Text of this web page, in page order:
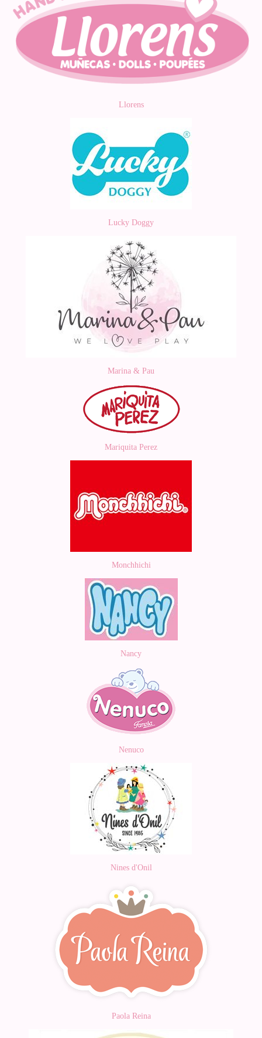
Llorens
Lucky Doggy
Marina & Pau
Mariquita Perez
Monchhichi
Nancy
Nenuco
Nines d'Onil
Paola Reina